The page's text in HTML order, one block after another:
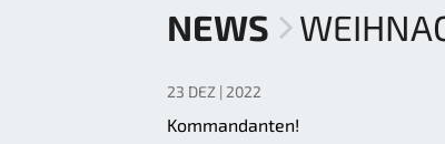
NEWS
23 DEZ | 2022
Kommandanten!